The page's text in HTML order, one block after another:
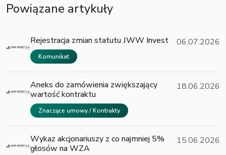
Powiązane artykuły
Rejestracja zmian statutu JWW Invest
Komunikat
06.07.2026
Aneks do zamówienia zwiększający
wartość kontraktu
Znaczące umowy / Kontrakty
18.06.2026
Wykaz akcjonariuszy z co najmniej 5%
głosów na WZA
15.06.2026